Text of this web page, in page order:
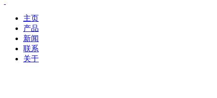
主页
产品
新闻
联系
关于